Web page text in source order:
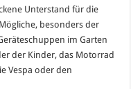
Unterstand für die
besonders der
im Garten
der Kinder, das Motorrad
Vespa oder den